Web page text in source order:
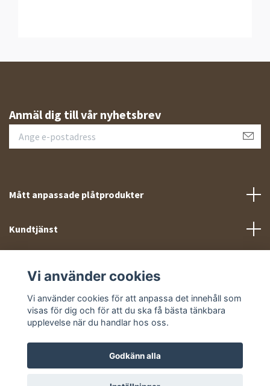
Anmäl dig till vår nyhetsbrev
Mått anpassade plåtprodukter
Kundtjänst
Sociala medier
© 2026 Takprofiler.se
Vi använder cookies
Vi använder cookies för att anpassa det innehåll som
visas för dig och för att du ska få bästa tänkbara
upplevelse när du handlar hos oss.
Godkänn alla